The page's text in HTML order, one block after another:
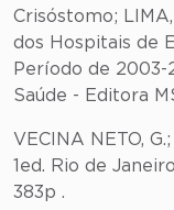
Crisóstomo;
dos Hospitais de
Período de 2003-
Saúde - Editora
VECINA NETO,
1ed. Rio de
383p .